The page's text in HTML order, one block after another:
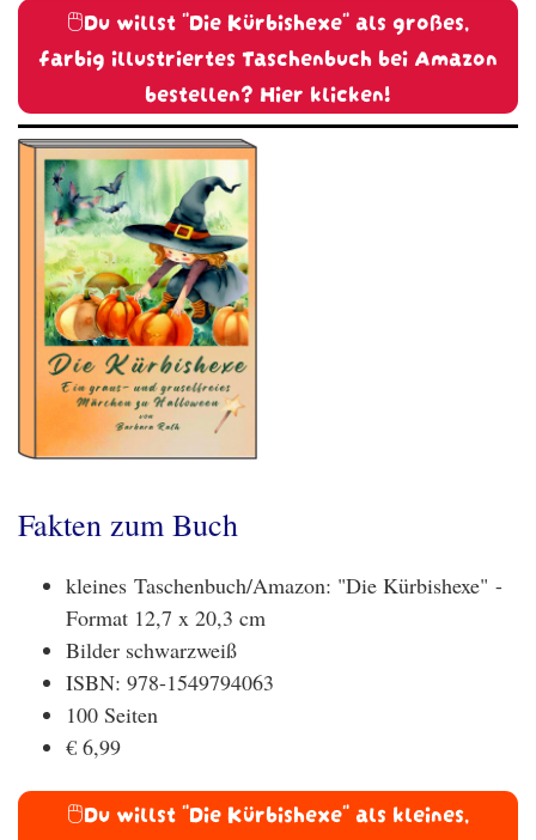
🖱️Du willst "Die Kürbishexe" als großes,
farbig illustriertes Taschenbuch bei Amazon
bestellen? Hier klicken!
Fakten zum Buch
kleines Taschenbuch/Amazon: "Die Kürbishexe" -
Format 12,7 x 20,3 cm
Bilder schwarzweiß
ISBN: 978-1549794063
100 Seiten
€ 6,99
🖱️Du willst "Die Kürbishexe" als kleines,